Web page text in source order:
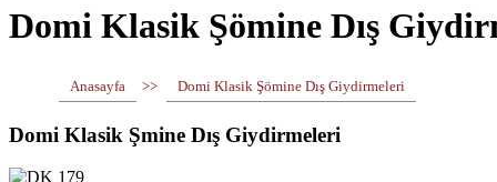
Domi Klasik Şömine Dış
Anasayfa >> Domi Klasik Şömine Dış Giydirmeleri
Domi Klasik Şmine Dış Giydirmeleri